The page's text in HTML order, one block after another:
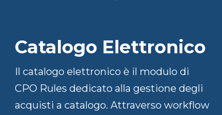
Catalogo Elettronico
Il catalogo elettronico è il modulo di
CPO Rules dedicato alla gestione degli
acquisti a catalogo. Attraverso workflow